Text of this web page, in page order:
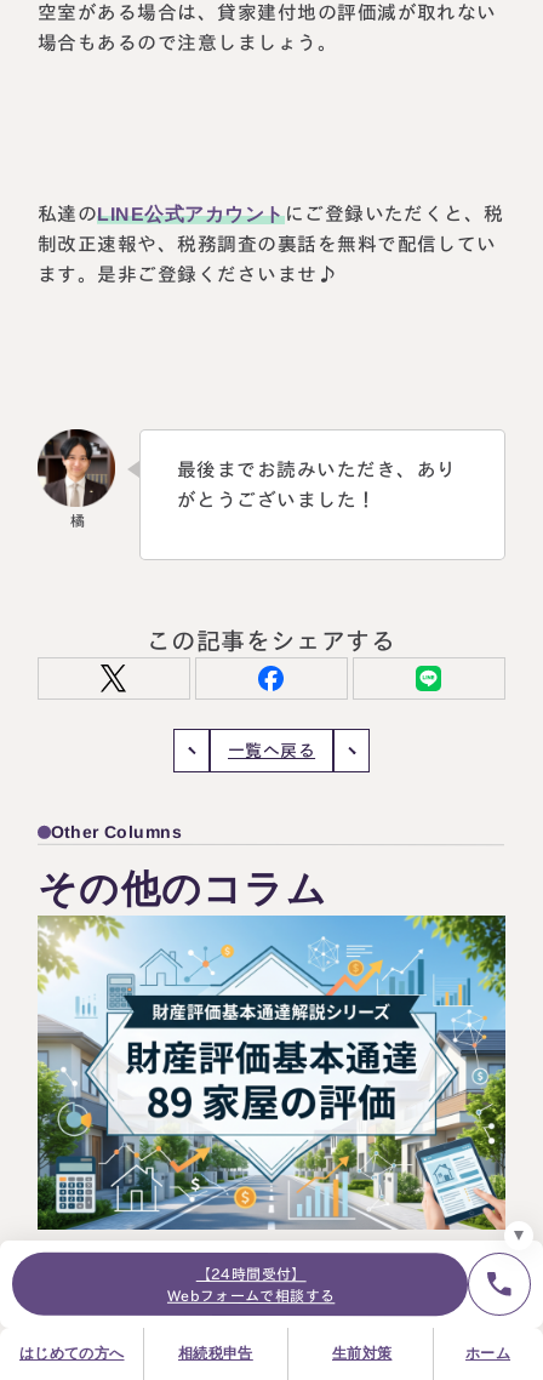
【24時間受付】
Webフォームで相談する
はじめての方へ 相続税申告 生前対策 ホーム
お急ぎの方は電話で面談予約
0120-80-2929
9:00～18:00 (土日祝日除く)
＼登録で無料プレゼント／
LINE友だち追加
24時間オンライン受付
面談の予約はこちら
お知らせ採用サイトプライバシーポリシー サイトマップ
空室がある場合は、貸家建付地の評価減が取れない
場合もあるので注意しましょう。
私達のLINE公式アカウントにご登録いただくと、税
制改正速報や、税務調査の裏話を無料で配信してい
ます。是非ご登録くださいませ♪
最後までお読みいただき、あり
がとうございました！
この記事をシェアする
一覧へ戻る
Other Columns
その他のコラム
2026.07.14
相続税の基礎知識 不動産関連
建物・マンション評価
シリーズ】